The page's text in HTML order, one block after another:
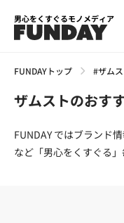
男心をくすぐるモノメディア
FUNDAYトップ #ザム
ザムストのおす
FUNDAY ではブランド
など「男心をくすぐる